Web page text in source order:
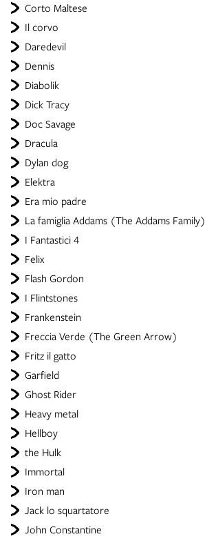
Corto Maltese
Il corvo
Daredevil
Dennis
Diabolik
Dick Tracy
Doc Savage
Dracula
Dylan dog
Elektra
Era mio padre
La famiglia Addams (The Addams Family)
I Fantastici 4
Felix
Flash Gordon
I Flintstones
Frankenstein
Freccia Verde (The Green Arrow)
Fritz il gatto
Garfield
Ghost Rider
Heavy metal
Hellboy
the Hulk
Immortal
Iron man
Jack lo squartatore
John Constantine